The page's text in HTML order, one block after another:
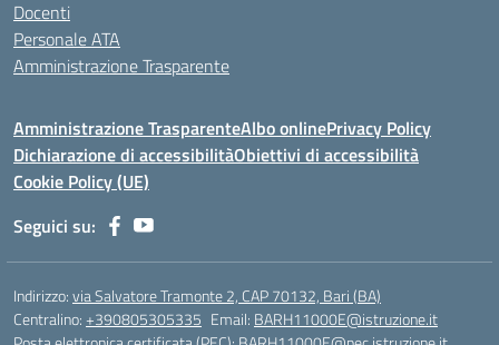
Docenti
Personale ATA
Amministrazione Trasparente
Amministrazione TrasparenteAlbo onlinePrivacy Policy
Dichiarazione di accessibilitàObiettivi di accessibilità
Cookie Policy (UE)
Seguici su:
Indirizzo:via Salvatore Tramonte 2, CAP 70132, Bari (BA)
Centralino:+390805305335 Email: BARH11000E@istruzione.it